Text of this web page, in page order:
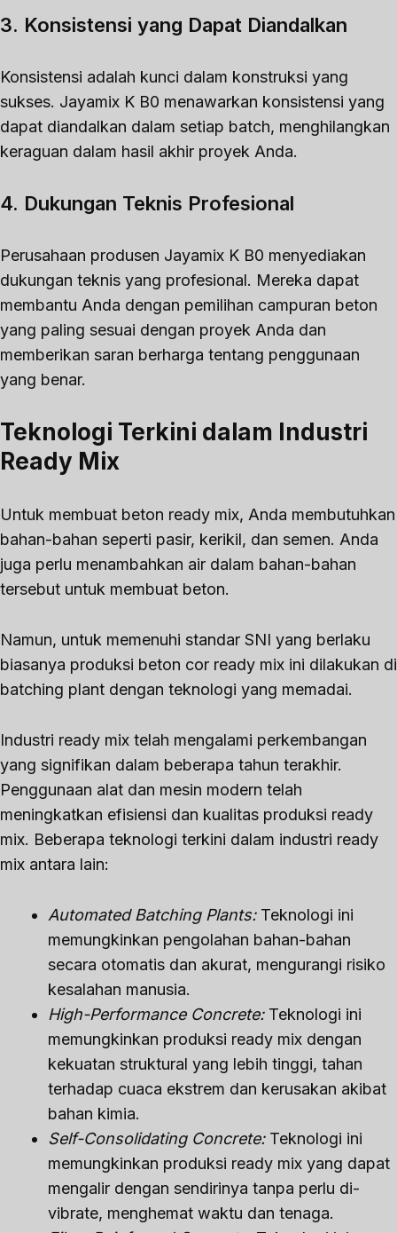
3. Konsistensi yang Dapat Diandalkan
Konsistensi adalah kunci dalam konstruksi yang
sukses. Jayamix K B0 menawarkan konsistensi yang
dapat diandalkan dalam setiap batch, menghilangkan
keraguan dalam hasil akhir proyek Anda.
4. Dukungan Teknis Profesional
Perusahaan produsen Jayamix K B0 menyediakan
dukungan teknis yang profesional. Mereka dapat
membantu Anda dengan pemilihan campuran beton
yang paling sesuai dengan proyek Anda dan
memberikan saran berharga tentang penggunaan
yang benar.
Teknologi Terkini dalam Industri
Ready Mix
Untuk membuat beton ready mix, Anda membutuhkan
bahan-bahan seperti pasir, kerikil, dan semen. Anda
juga perlu menambahkan air dalam bahan-bahan
tersebut untuk membuat beton.
Namun, untuk memenuhi standar SNI yang berlaku
biasanya produksi beton cor ready mix ini dilakukan di
batching plant dengan teknologi yang memadai.
Industri ready mix telah mengalami perkembangan
yang signifikan dalam beberapa tahun terakhir.
Penggunaan alat dan mesin modern telah
meningkatkan efisiensi dan kualitas produksi ready
mix. Beberapa teknologi terkini dalam industri ready
mix antara lain:
Automated Batching Plants:Teknologi ini
memungkinkan pengolahan bahan-bahan
secara otomatis dan akurat, mengurangi risiko
kesalahan manusia.
High-Performance Concrete:Teknologi ini
memungkinkan produksi ready mix dengan
kekuatan struktural yang lebih tinggi, tahan
terhadap cuaca ekstrem dan kerusakan akibat
bahan kimia.
Self-Consolidating Concrete:Teknologi ini
memungkinkan produksi ready mix yang dapat
mengalir dengan sendirinya tanpa perlu di-
vibrate, menghemat waktu dan tenaga.